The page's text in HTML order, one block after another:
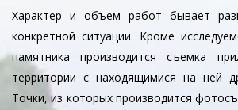
Характер и объем работ бывает
конкретной ситуации. Кроме
памятника производится съемка
территории с находящимися на ней
Точки, из которых производится